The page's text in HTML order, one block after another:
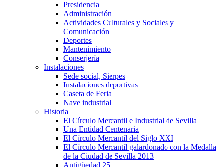
Presidencia
Administración
Actividades Culturales y Sociales y
Comunicación
Deportes
Mantenimiento
Conserjería
Instalaciones
Sede social, Sierpes
Instalaciones deportivas
Caseta de Feria
Nave industrial
Historia
El Círculo Mercantil e Industrial de Sevilla
Una Entidad Centenaria
El Círculo Mercantil del Siglo XXI
El Círculo Mercantil galardonado con la Medalla
de la Ciudad de Sevilla 2013
Antigüedad 25